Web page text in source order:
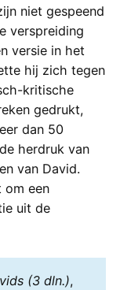
niet gespeend
verspreiding
versie in het
hij zich tegen
kritische
gedrukt,
dan 50
herdruk van
van David.
om een
uit de
(3 dln.),